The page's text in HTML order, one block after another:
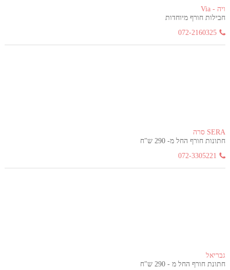
ויה - Via
חבילות חורף מיוחדות
072-2160325
SERA סרה
חתונות חורף החל מ- 290 ש"ח
072-3305221
גבריאל
חתונת חורף החל מ - 290 ש"ח